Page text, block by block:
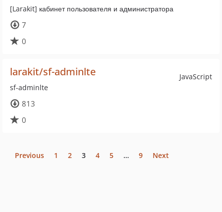
[Larakit] кабинет пользователя и администратора
7
0
JavaScript
larakit/sf-adminlte
sf-adminlte
813
0
Previous 1 2 3 4 5 … 9 Next